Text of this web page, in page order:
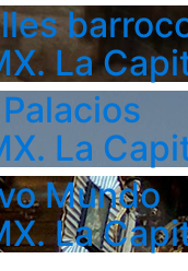
La
La
Mundo
La